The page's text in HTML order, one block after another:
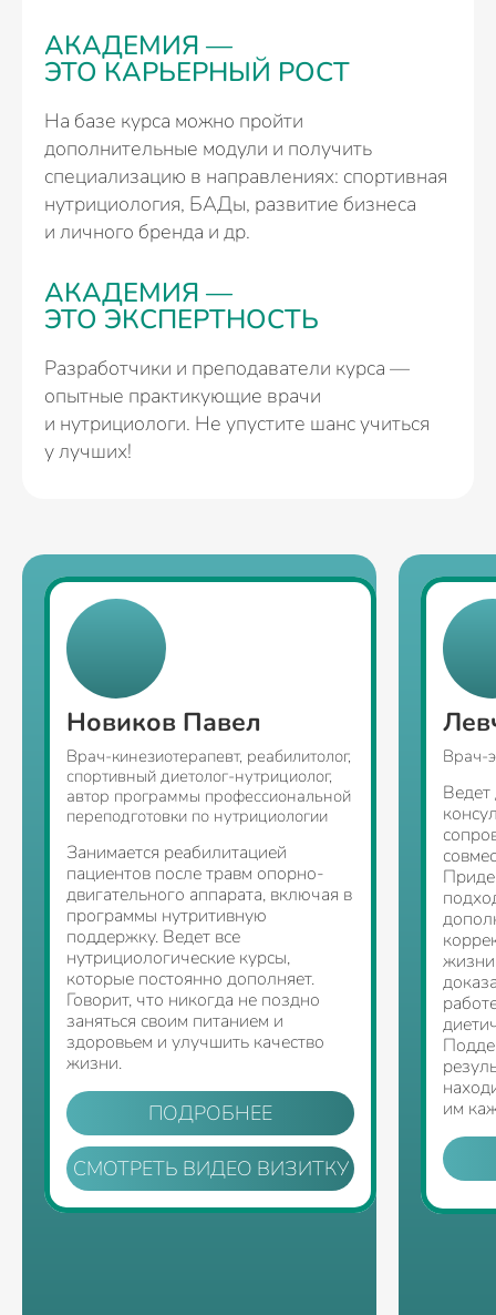
АКАДЕМИЯ —
ЭТО КАРЬЕРНЫЙ РОСТ
На базе курса можно пройти
дополнительные модули и получить
специализацию в направлениях: спортивная
нутрициология, БАДы, развитие бизнеса
и личного бренда и др.
АКАДЕМИЯ —
ЭТО ЭКСПЕРТНОСТЬ
Разработчики и преподаватели курса —
опытные практикующие врачи
и нутрициологи. Не упустите шанс учиться
у лучших!
Новиков Павел
Врач-кинезиотерапевт, реабилитолог,
спортивный диетолог-нутрициолог,
автор программы профессиональной
переподготовки по нутрициологии
Занимается реабилитацией
пациентов после травм опорно-
двигательного аппарата, включая в
программы нутритивную
поддержку. Ведет все
нутрициологические курсы,
которые постоянно дополняет.
Говорит, что никогда не поздно
заняться своим питанием и
здоровьем и улучшить качество
жизни.
ПОДРОБНЕЕ
СМОТРЕТЬ ВИДЕО ВИЗИТКУ
Врач-
Ведет
им